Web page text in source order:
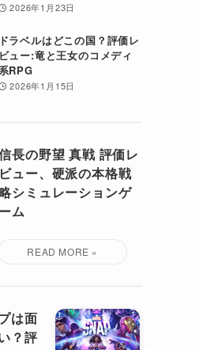
2026年1月23日
ドラベルはどこの国？評価レ
ビュー:竜と王女のコメディ
RPG
2026年1月15日
長の野望 真戦 評価レ
ビュー、硬派の本格戦
シミュレーションゲ
ーム
は面
？評